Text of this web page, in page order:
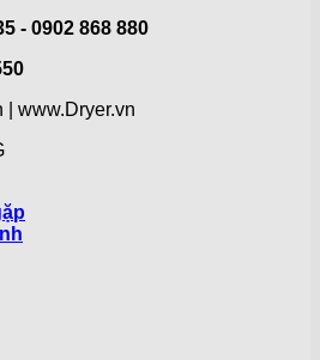
- 0902 868 880
| www.Dryer.vn